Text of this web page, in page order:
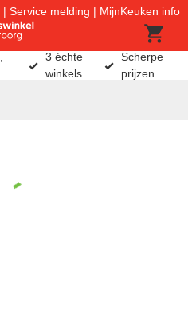
Service melding MijnKeuken info
3 échte
winkels
Scherpe
prijzen